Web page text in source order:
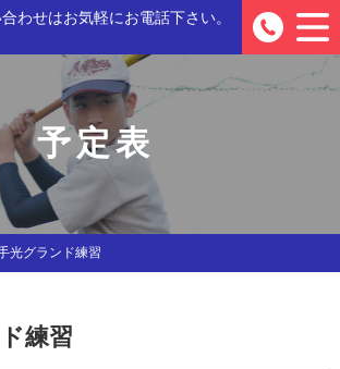
合わせはお気軽にお電話下さい。
予定表
光グランド練習
練習